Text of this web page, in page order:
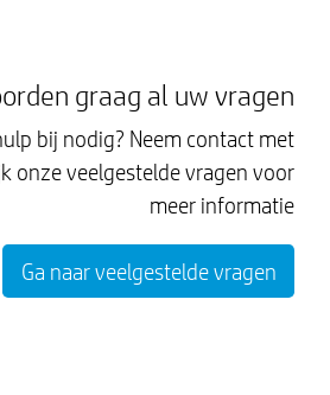
graag al uw vragen
bij nodig? Neem contact met
onze veelgestelde vragen voor
meer informatie
Ga naar veelgestelde vragen